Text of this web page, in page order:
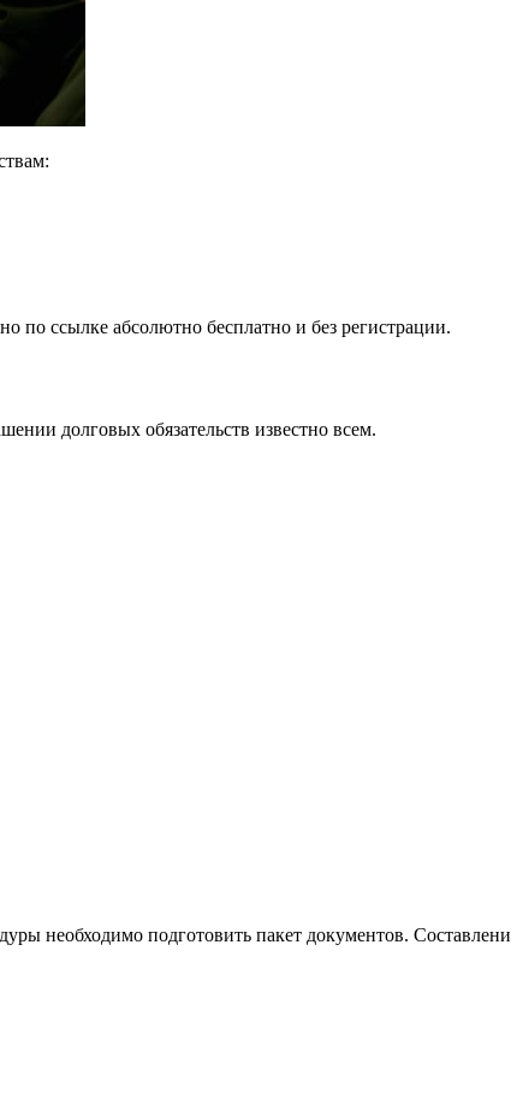
по ссылке абсолютно бесплатно и без регистрации.
долговых обязательств известно всем.
необходимо подготовить пакет документов.